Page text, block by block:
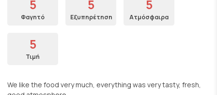
5
Φαγητό
5
Εξυπηρέτηση
5
Ατμόσφαιρα
5
Τιμή
We like the food very much, everything was very tasty, fresh,